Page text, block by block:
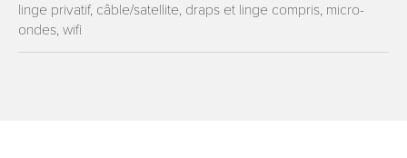
linge privatif, câble/satellite, draps et linge compris, micro-
ondes, wifi